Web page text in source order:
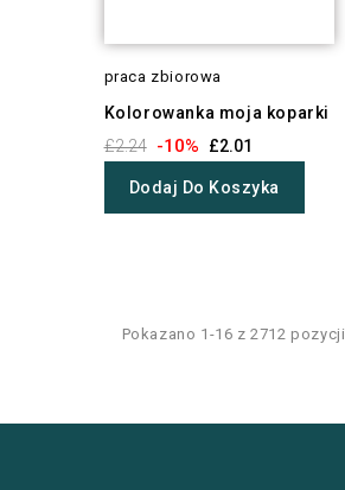
praca zbiorowa
Kolorowanka moja koparki
£2.24 -10% £2.01
Dodaj Do Koszyka
Pokazano 1-16 z 2712 pozycji